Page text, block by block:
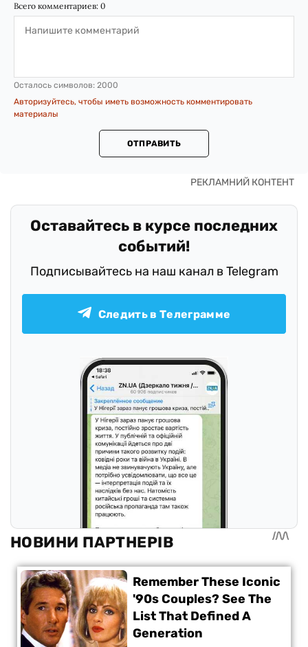
Всего комментариев: 0
Осталось символов: 2000
Авторизуйтесь, чтобы иметь возможность комментировать
материалы
ОТПРАВИТЬ
Оставайтесь в курсе последних
событий!
Подписывайтесь на наш канал в Telegram
Следить в Телеграмме